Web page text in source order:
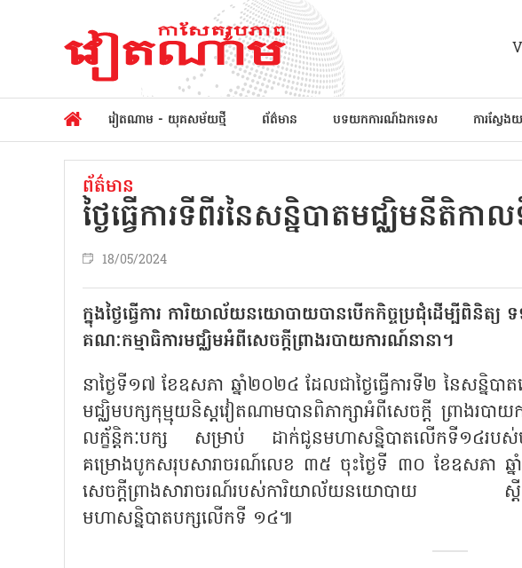
វៀតណាម - យុគសម័យថ្មី ព័ត៌មាន បទយកការណ៍ឯកទេស ការស្វែ
ព័ត៌មាន
ថ្ងៃធ្វើការទីពីរនៃសន្និបាតមជ្ឈិមនីតិក
18/05/2024
ក្នុងថ្ងៃធ្វើការ ការិយាល័យនយោបាយបានបើកកិច្ចប្រជុំដើម្បីពិនិ
គណៈកម្មាធិការមជ្ឈិមអំពីសេចក្ដីព្រាងរបាយការណ៍នានា។
នាថ្ងៃទី១៧ ខែឧសភា ឆ្នាំ២០២៤ ដែលជាថ្ងៃធ្វើការទី២ នៃសន្
មជ្ឈិមបក្សកុម្មុយនិស្តវៀតណាមបានពិភាក្សាអំពីសេចក្ដី ព្រាងរបាយ
លក្ខ័ន្តិកៈបក្ស សម្រាប់ ដាក់ជូនមហាសន្និបាតលើកទី១៤របស់
គម្រោងបូកសរុបសារាចរណ៍លេខ ៣៥ ចុះថ្ងៃទី ៣០ ខែឧសភា
សេចក្តីព្រាងសារាចរណ៍របស់ការិយាល័យនយោបាយ ស្តីពីមហា
មហាសន្និបាតបក្សលើកទី ១៤៕